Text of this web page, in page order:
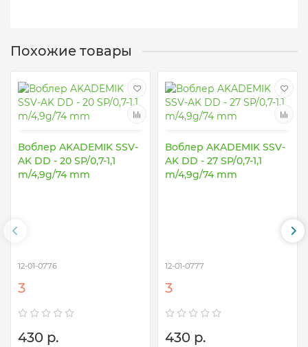
Похожие товары
Воблер AKADEMIK SSV-
AK DD - 20 SP/0,7-1,1
m/4,9g/74 mm
12-01-0776
3
430 р.
Воблер AKADEMIK SSV-
AK DD - 27 SP/0,7-1,1
m/4,9g/74 mm
12-01-0777
3
430 р.